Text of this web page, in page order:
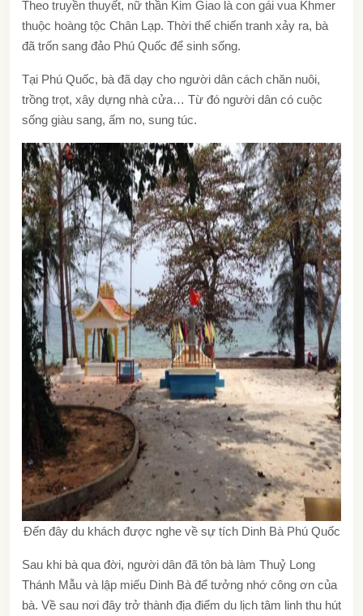
Theo truyền thuyết, nữ thần Kim Giao là con gái vua Khmer
thuộc hoàng tộc Chân Lạp. Thời thế chiến tranh xảy ra, bà
đã trốn sang đảo Phú Quốc để sinh sống.
Tại Phú Quốc, bà đã dạy cho người dân cách chăn nuôi,
trồng trọt, xây dựng nhà cửa… Từ đó người dân có cuộc
sống giàu sang, ấm no, sung túc.
Đến đây du khách được nghe về sự tích Dinh Bà Phú Quốc
Sau khi bà qua đời, người dân đã tôn bà làm Thuỷ Long
Thánh Mẫu và lập miếu Dinh Bà để tưởng nhớ công ơn của
bà. Về sau nơi đây trở thành địa điểm du lịch tâm linh thu hút